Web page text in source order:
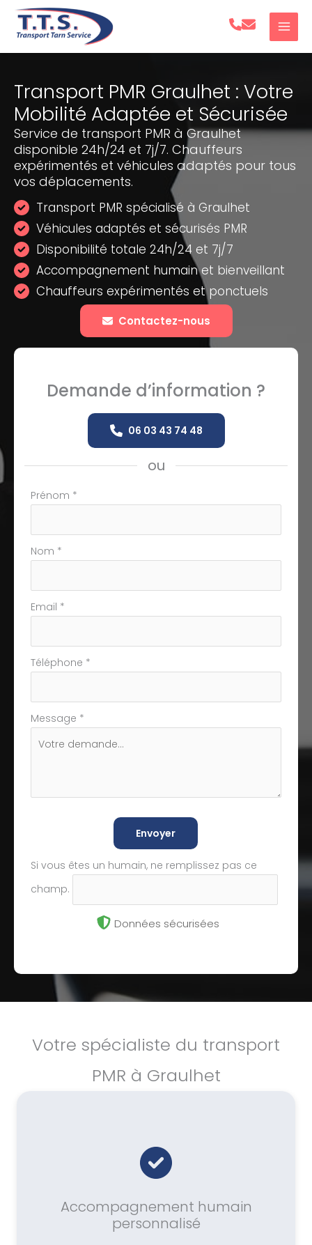
Aller
Transport PMR Graulhet : Votre
Mobilité Adaptée et Sécurisée
Service de transport PMR à Graulhet
disponible 24h/24 et 7j/7. Chauffeurs
expérimentés et véhicules adaptés pour tous
vos déplacements.
Transport PMR spécialisé à Graulhet
Véhicules adaptés et sécurisés PMR
Disponibilité totale 24h/24 et 7j/7
Accompagnement humain et bienveillant
Chauffeurs expérimentés et ponctuels
Contactez-nous
Demande d’information ?
06 03 43 74 48
ou
Formulaire
téléphone
Prénom *
Nom *
Email *
Téléphone *
Message *
Envoyer
Si vous êtes un humain, ne remplissez pas ce
champ.
Données sécurisées
Votre spécialiste du transport
PMR à Graulhet
Accompagnement humain
personnalisé